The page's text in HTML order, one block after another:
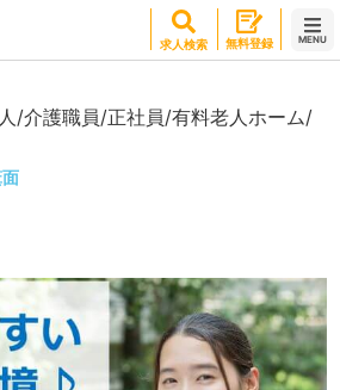
求人検索 無料登録 MENU
/介護職員/正社員/有料老人ホーム/